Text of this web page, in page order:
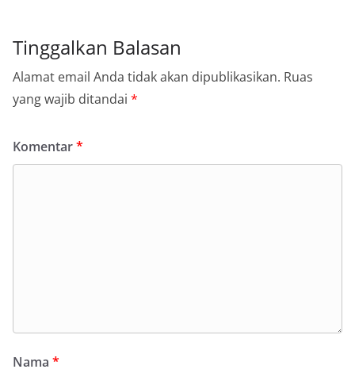
Tinggalkan Balasan
Alamat email Anda tidak akan dipublikasikan. Ruas
yang wajib ditandai *
Komentar*
Nama *